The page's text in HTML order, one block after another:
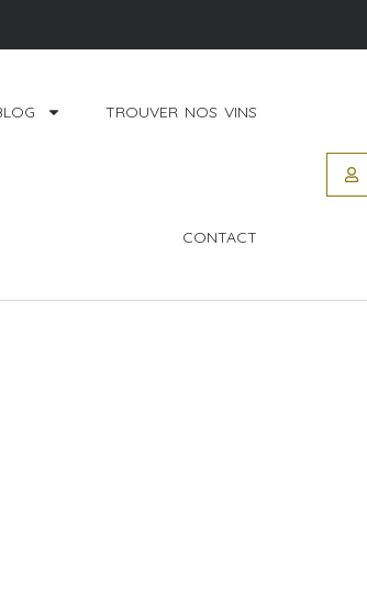
TROUVER NOS VINS
CONTACT